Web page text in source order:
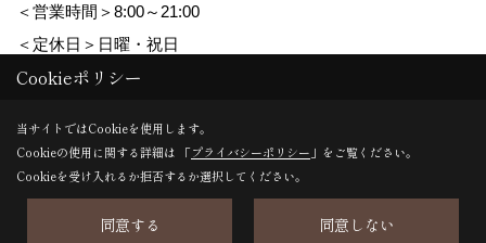
＜営業時間＞8:00～21:00
＜定休日＞日曜・祝日
Copyright (c) ISIKURA-SOGOKENSETSU. All Rights Reserved.
Produced byゴデスクリエイト
Cookieポリシー
当サイトではCookieを使用します。
Cookieの使用に関する詳細は 「プライバシーポリシー 」をご覧ください。
Cookieを受け入れるか拒否するか選択してください。
同意する 同意しない